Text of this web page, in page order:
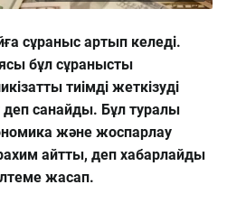
сұраныс артып келеді.
бұл сұранысты
тиімді жеткізуді
санайды. Бұл туралы
және жоспарлау
айтты, деп хабарлайды
жасап.